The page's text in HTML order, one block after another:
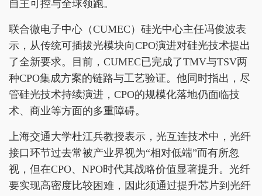
自主可控与全球领跑。
联合微电子中心（CUMEC）硅光中心主任冯俊波表
示，从传统可插拔光模块向CPO演进对硅光技术提出
了全新要求。目前，CUMEC已完成了TMV与TSV两
种CPO集成方案的链路与工艺验证。他同时指出，尽
管硅光技术持续演进，CPO的规模化落地仍面临技
术、商业等方面的多重障碍。
上海交通大学杜江兵教授表示，光互连技术中，光纤
接口环节过去常被产业界视为“相对低端”而有所忽
视，但在CPO、NPO时代其战略价值显著提升。光纤
要实现高密度比较困难，因此须通过提升芯片到光纤